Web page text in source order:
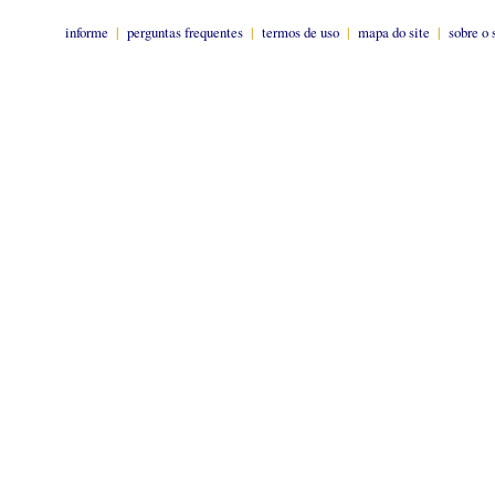
informe | perguntas frequentes | termos de uso | mapa do site | sobre o